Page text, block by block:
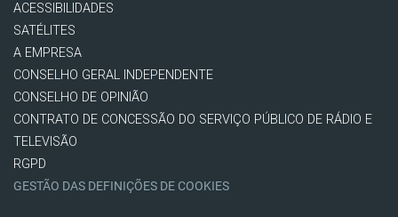
ACESSIBILIDADES
SATÉLITES
A EMPRESA
CONSELHO GERAL INDEPENDENTE
CONSELHO DE OPINIÃO
CONTRATO DE CONCESSÃO DO SERVIÇO PÚBLICO DE RÁDIO E
TELEVISÃO
RGPD
GESTÃO DAS DEFINIÇÕES DE COOKIES